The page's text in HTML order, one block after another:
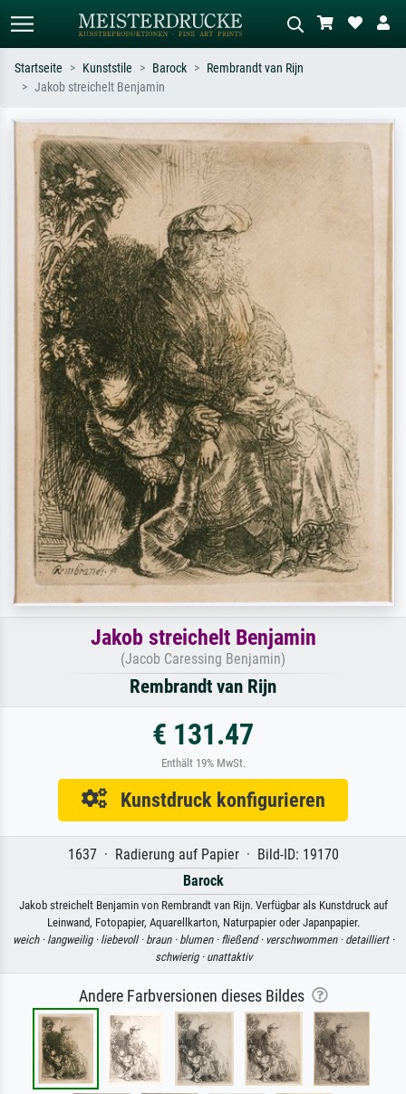
Suchen Sie nach Künstlern, Werktiteln
oder Stilen – z.B. Monet,
Sternennacht, Impressionismus, Welle
Hokusai, Akt.
Beschreiben Sie die Szene – z.B. Grüne
Wiese, Abstrakt mit viel Rot, Dunkles
Ölgemälde, Stehender Akt neben einem
Startseite Kunststile Barock
Rembrandt van Rijn
Jakob streichelt Benjamin
Jakob streichelt Benjamin
(Jacob Caressing Benjamin)
Rembrandt van Rijn
€ 131.47
Enthält 19% MwSt.
Kunstdruck konfigurieren
1637 · Radierung auf Papier · Bild-ID: 19170
Barock
Jakob streichelt Benjamin von Rembrandt van Rijn. Verfügbar als Kunstdruck auf
Leinwand, Fotopapier, Aquarellkarton, Naturpapier oder Japanpapier.
weich · langweilig · liebevoll · braun · blumen · fließend · verschwommen · detailliert ·
schwierig · unattaktiv
Andere Farbversionen dieses Bildes